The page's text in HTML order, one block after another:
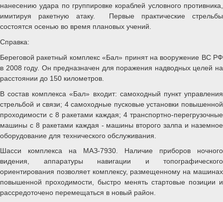
нанесению удара по группировке кораблей условного противника,
имитируя ракетную атаку. Первые практические стрельбы
состоятся осенью во время плановых учений.
Справка:
Береговой ракетный комплекс «Бал» принят на вооружение ВС РФ
в 2008 году. Он предназначен для поражения надводных целей на
расстоянии до 150 километров.
В состав комплекса «Бал» входит: самоходный пункт управления
стрельбой и связи; 4 самоходные пусковые установки повышенной
проходимости с 8 ракетами каждая; 4 транспортно-перегрузочные
машины с 8 ракетами каждая - машины второго залпа и наземное
оборудование для технического обслуживания.
Шасси комплекса на МАЗ-7930. Наличие приборов ночного
видения, аппаратуры навигации и топографического
ориентирования позволяет комплексу, размещенному на машинах
повышенной проходимости, быстро менять стартовые позиции и
рассредоточено перемещаться в новый район.